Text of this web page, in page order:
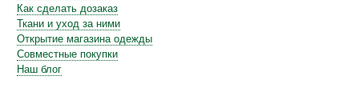
Как сделать дозаказ
Ткани и уход за ними
Открытие магазина одежды
Совместные покупки
Наш блог